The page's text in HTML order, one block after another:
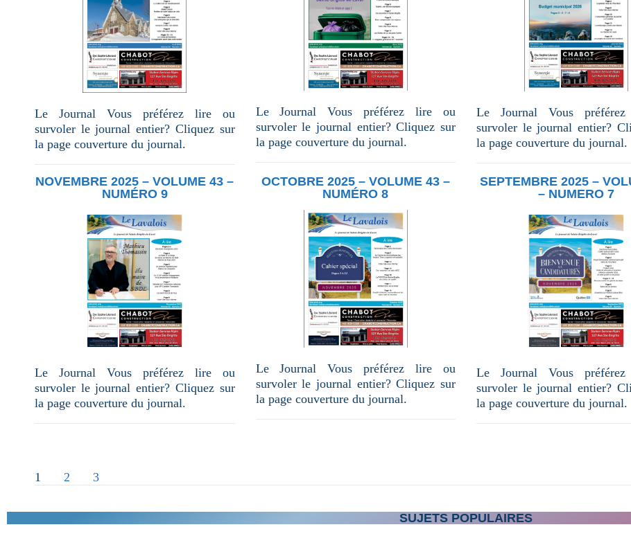
Le Journal Vous préférez lire ou
survoler le journal entier? Cliquez sur
la page couverture du journal.
Le Journal Vous préférez lire ou
survoler le journal entier? Cliquez sur
la page couverture du journal.
Le Journal Vous
survoler le journal entier?
la page couverture du journal.
NOVEMBRE 2025 – VOLUME 43 –
NUMÉRO 9
Le Journal Vous préférez lire ou
survoler le journal entier? Cliquez sur
la page couverture du journal.
OCTOBRE 2025 – VOLUME 43 –
NUMÉRO 8
Le Journal Vous préférez lire ou
survoler le journal entier? Cliquez sur
la page couverture du journal.
SEPTEMBRE 2025 –
– NUMERO 7
Le Journal Vous
survoler le journal entier?
la page couverture du journal.
PAGINATION
1 2 3
SUJETS POPULAIRES